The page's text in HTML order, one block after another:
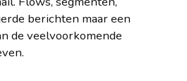
berichten maar een
de veelvoorkomende